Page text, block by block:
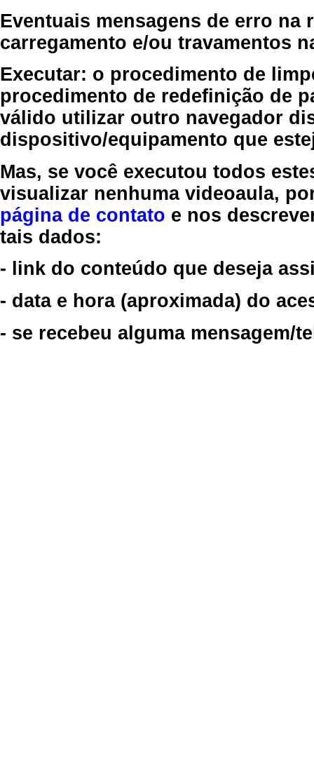
Eventuais mensagens de erro
carregamento e/ou travamentos
Executar: o procedimento de
procedimento de redefinição de
válido utilizar outro navegador
dispositivo/equipamento que
Mas, se você executou todos
visualizar nenhuma videoaula,
página de contato e nos
tais dados:
- link do conteúdo que deseja
- data e hora (aproximada) do
- se recebeu alguma mensagem/